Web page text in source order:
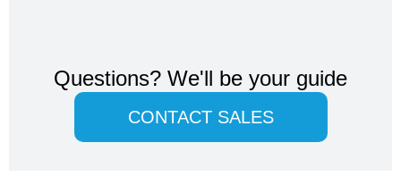
Questions? We'll be your guide
CONTACT SALES